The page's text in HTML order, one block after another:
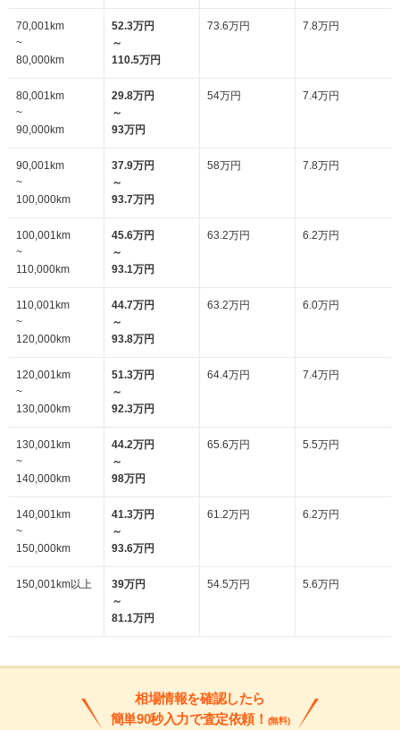
70,001km
~
80,000km
52.3万円
～
110.5万円
73.6万円 7.8万円
80,001km
~
90,000km
29.8万円
～
93万円
54万円 7.4万円
90,001km
~
100,000km
37.9万円
～
93.7万円
58万円 7.8万円
100,001km
~
110,000km
45.6万円
～
93.1万円
63.2万円 6.2万円
110,001km
~
120,000km
44.7万円
～
93.8万円
63.2万円 6.0万円
120,001km
~
130,000km
51.3万円
～
92.3万円
64.4万円 7.4万円
130,001km
~
140,000km
44.2万円
～
98万円
65.6万円 5.5万円
140,001km
~
150,000km
41.3万円
～
93.6万円
61.2万円 6.2万円
150,001km以上
39万円
～
81.1万円
54.5万円 5.6万円
相場情報を確認したら
簡単90秒入力で査定依頼！ (無料)